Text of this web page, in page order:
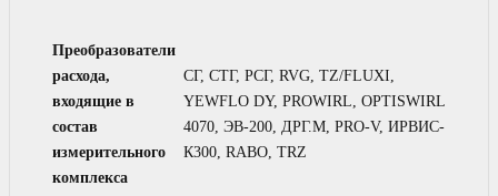
Преобразователи
расхода,
входящие в
состав
измерительного
комплекса
СГ, СТГ, РСГ, RVG, TZ/FLUXI,
YEWFLO DY, PROWIRL, OPTISWIRL
4070, ЭВ-200, ДРГ.М, PRO-V, ИРВИС-
К300, RABO, TRZ